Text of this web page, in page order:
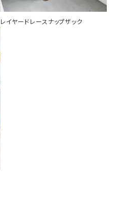
レイヤードレースナップザック